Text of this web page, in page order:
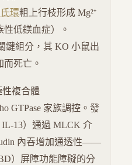
環粗上行枝形成 Mg²⁺
低鎂血症）。
鍵組分，其 KO 小鼠出
死亡。
性複合體
GTPase 家族調控。發
IL-13）通過 MLCK 介
內吞增加通透性——
）屏障功能障礙的分